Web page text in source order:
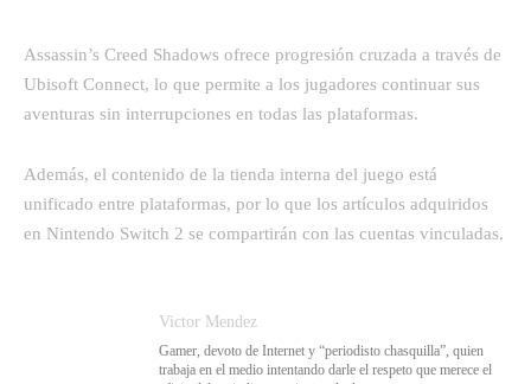
Assassin’s Creed Shadows ofrece progresión cruzada a través de
Ubisoft Connect, lo que permite a los jugadores continuar sus
aventuras sin interrupciones en todas las plataformas.
Además, el contenido de la tienda interna del juego está
unificado entre plataformas, por lo que los artículos adquiridos
en Nintendo Switch 2 se compartirán con las cuentas vinculadas.
Victor Mendez
Gamer, devoto de Internet y “periodisto chasquilla”, quien
trabaja en el medio intentando darle el respeto que merece el